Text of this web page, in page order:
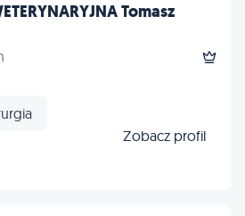
Tomasz
Zobacz profil